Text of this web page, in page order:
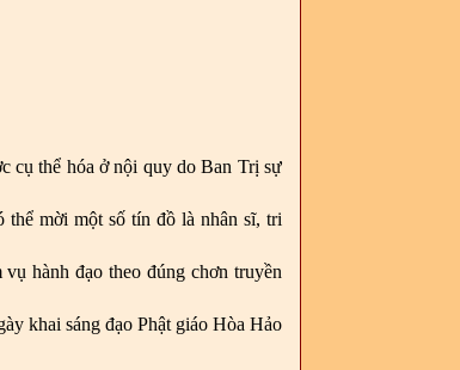
cụ thể hóa ở nội quy do Ban Trị sự
mời một số tín đồ là nhân sĩ, tri
hành đạo theo đúng chơn truyền
khai sáng đạo Phật giáo Hòa Hảo